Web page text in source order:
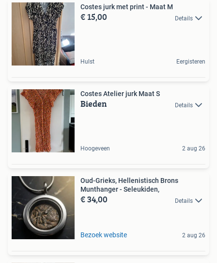
Costes jurk met print - Maat M
€ 15,00 Details
Hulst Eergisteren
Costes Atelier jurk Maat S
Bieden Details
Hoogeveen 2 aug 26
Oud-Grieks, Hellenistisch Brons
Munthanger - Seleukiden,
€ 34,00 Details
Bezoek website 2 aug 26